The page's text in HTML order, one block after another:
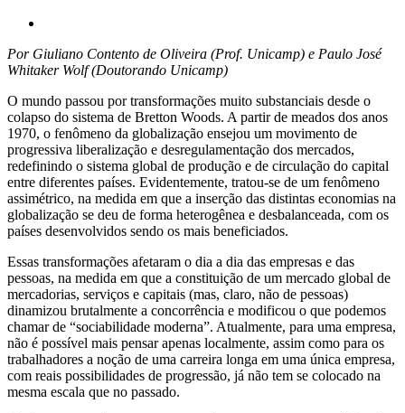
Por Giuliano Contento de Oliveira (Prof. Unicamp) e Paulo José
Whitaker Wolf (Doutorando Unicamp)
O mundo passou por transformações muito substanciais desde o
colapso do sistema de Bretton Woods. A partir de meados dos anos
1970, o fenômeno da globalização ensejou um movimento de
progressiva liberalização e desregulamentação dos mercados,
redefinindo o sistema global de produção e de circulação do capital
entre diferentes países. Evidentemente, tratou-se de um fenômeno
assimétrico, na medida em que a inserção das distintas economias na
globalização se deu de forma heterogênea e desbalanceada, com os
países desenvolvidos sendo os mais beneficiados.
Essas transformações afetaram o dia a dia das empresas e das
pessoas, na medida em que a constituição de um mercado global de
mercadorias, serviços e capitais (mas, claro, não de pessoas)
dinamizou brutalmente a concorrência e modificou o que podemos
chamar de “sociabilidade moderna”. Atualmente, para uma empresa,
não é possível mais pensar apenas localmente, assim como para os
trabalhadores a noção de uma carreira longa em uma única empresa,
com reais possibilidades de progressão, já não tem se colocado na
mesma escala que no passado.